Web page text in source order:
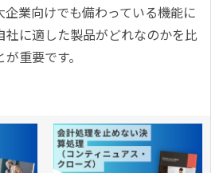
企業向けでも備わっている機能に
社に適した製品がどれなのかを比
重要です。